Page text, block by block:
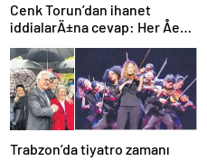
Cenk Torun’dan ihanet
iddialarÄ±na cevap: Her Åey
ortaya Ã§Ä±kacak
Trabzon’da tiyatro zamanı